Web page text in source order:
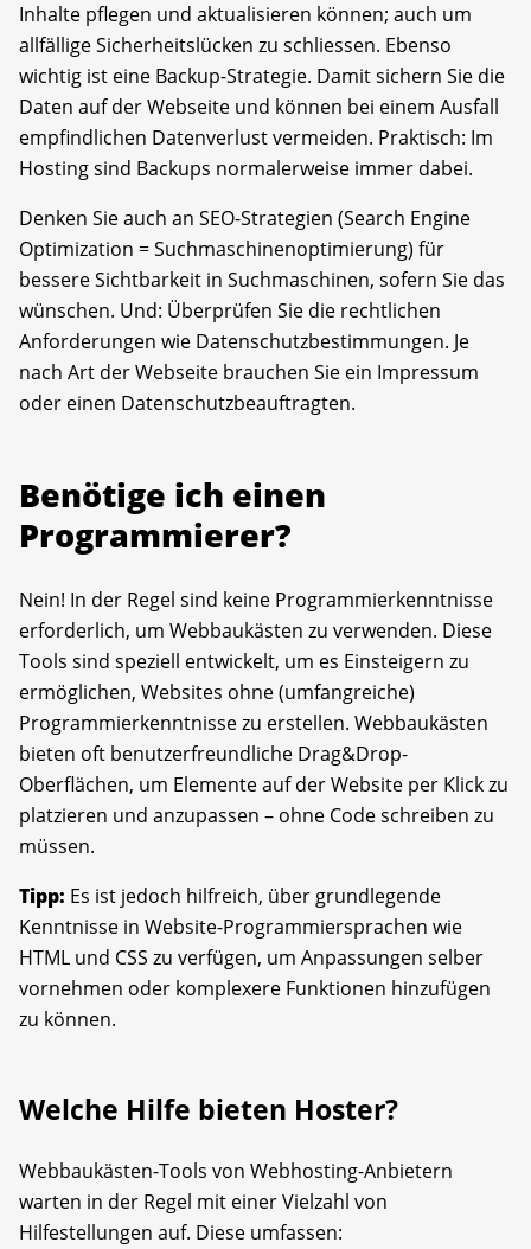
Inhalte pflegen und aktualisieren können; auch um
allfällige Sicherheitslücken zu schliessen. Ebenso
wichtig ist eine Backup-Strategie. Damit sichern Sie die
Daten auf der Webseite und können bei einem Ausfall
empfindlichen Datenverlust vermeiden. Praktisch: Im
Hosting sind Backups normalerweise immer dabei.
Denken Sie auch an SEO-Strategien (Search Engine
Optimization = Suchmaschinenoptimierung) für
bessere Sichtbarkeit in Suchmaschinen, sofern Sie das
wünschen. Und: Überprüfen Sie die rechtlichen
Anforderungen wie Datenschutzbestimmungen. Je
nach Art der Webseite brauchen Sie ein Impressum
oder einen Datenschutzbeauftragten.
Benötige ich einen
Programmierer?
Nein! In der Regel sind keine Programmierkenntnisse
erforderlich, um Webbaukästen zu verwenden. Diese
Tools sind speziell entwickelt, um es Einsteigern zu
ermöglichen, Websites ohne (umfangreiche)
Programmierkenntnisse zu erstellen. Webbaukästen
bieten oft benutzerfreundliche Drag&Drop-
Oberflächen, um Elemente auf der Website per Klick zu
platzieren und anzupassen – ohne Code schreiben zu
müssen.
Tipp: Es ist jedoch hilfreich, über grund­legende
Kenntnisse in Website-Programmiersprachen wie
HTML und CSS zu verfügen, um Anpassungen selber
vornehmen oder komplexere Funktionen hinzufügen
zu können.
Welche Hilfe bieten Hoster?
Webbaukästen-Tools von Webhosting-Anbietern
warten in der Regel mit einer Vielzahl von
Hilfestellungen auf. Diese umfassen: